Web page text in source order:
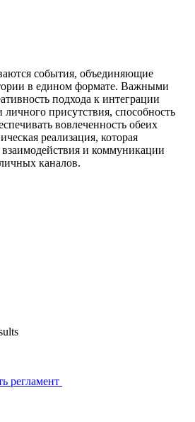
события, объединяющие
в едином формате. Важными
подхода к интеграции
присутствия, способность
вовлеченность обеих
реализация, которая
и коммуникации
каналов.
регламент